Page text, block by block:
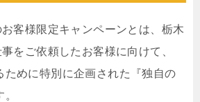
客様限定キャンペーンとは、栃木
をご依頼したお客様に向けて、
ために特別に企画された『独自の